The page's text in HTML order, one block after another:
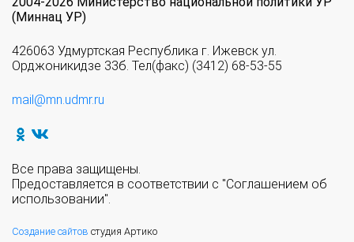
(Миннац УР)
426063 Удмуртская Республика г. Ижевск ул.
Орджоникидзе 33б. Тел(факс) (3412) 68-53-55
mail@mn.udmr.ru
Все права защищены.
Предоставляется в соответствии с "Соглашением об
использовании".
Создание сайтов студия Артико